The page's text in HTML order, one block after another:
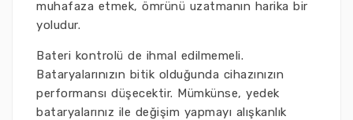
muhafaza etmek, ömrünü uzatmanın harika bir
yoludur.
Bateri kontrolü de ihmal edilmemeli.
Bataryalarınızın bitik olduğunda cihazınızın
performansı düşecektir. Mümkünse, yedek
bataryalarınız ile değişim yapmayı alışkanlık